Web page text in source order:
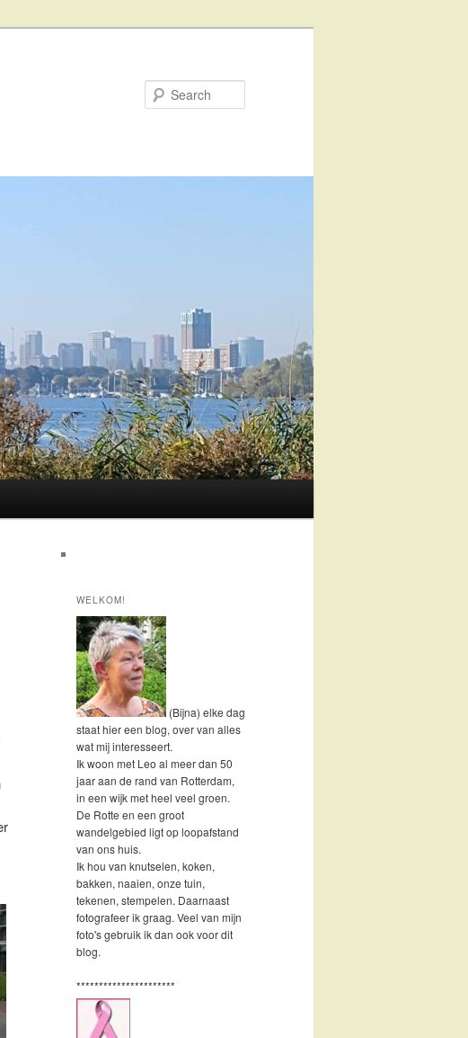
WELKOM!
(Bijna) elke dag
staat hier een blog, over van alles
wat mij interesseert.
Ik woon met Leo al meer dan 50
jaar aan de rand van Rotterdam,
in een wijk met heel veel groen.
De Rotte en een groot
wandelgebied ligt op loopafstand
van ons huis.
Ik hou van knutselen, koken,
bakken, naaien, onze tuin,
tekenen, stempelen. Daarnaast
fotografeer ik graag. Veel van mijn
foto's gebruik ik dan ook voor dit
blog.
**********************